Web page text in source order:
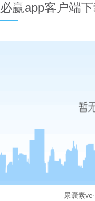
必赢app客户端
尿囊素